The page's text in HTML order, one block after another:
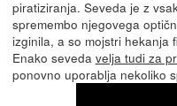
piratiziranja. Seveda je z
spremembo njegovega
izginila, a so mojstri hekanja
Enako seveda velja tudi za
ponovno uporablja nekoliko